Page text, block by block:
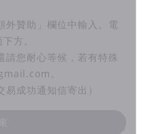
贊助」欄位中輸入。電
方。
您耐心等候，若有特殊
。
成功通知信寄出）